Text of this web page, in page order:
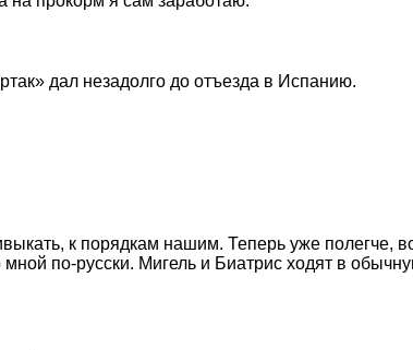
дал незадолго до отъезда в Испанию.
к порядкам нашим. Теперь уже полегче,
мной по-русски. Мигель и Биатрис ходят в